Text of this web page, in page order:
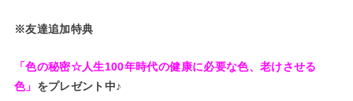
※友達追加特典
「色の秘密☆人生100年時代の健康に必要な色、老けさせる
色」 をプレゼント中♪